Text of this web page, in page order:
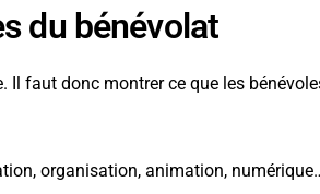
du bénévolat
Il faut donc montrer ce que les
organisation, animation,